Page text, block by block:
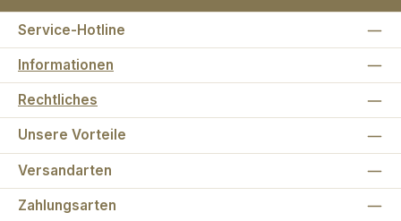
Service-Hotline
Informationen
Rechtliches
Unsere Vorteile
Versandarten
Zahlungsarten